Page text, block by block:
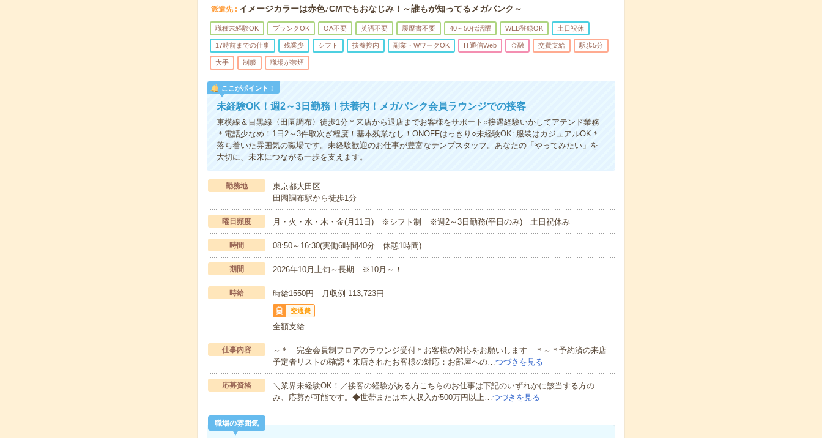
派遣先 イメージカラーは赤色♪CMでもおなじみ！～誰もが知ってるメガバンク～
職種未経験OK ブランクOK OA不要 英語不要 履歴書不要 40～50代活躍 WEB登録OK 土日祝休
17時前までの仕事 残業少 シフト 扶養控内 副業・WワークOK IT通信Web 金融 交費支給 駅歩5分
大手 制服 職場が禁煙
ここがポイント！
未経験OK！週2～3日勤務！扶養内！メガバンク会員ラウンジでの接客
東横線＆目黒線〈田園調布〉徒歩1分＊来店から退店までお客様をサポート○接遇経験いかしてアテンド業務
＊電話少なめ！1日2～3件取次ぎ程度！基本残業なし！ONOFFはっきり○未経験OK↑服装はカジュアルOK＊
落ち着いた雰囲気の職場です。未経験歓迎のお仕事が豊富なテンプスタッフ。あなたの「やってみたい」を
大切に、未来につながる一歩を支えます。
勤務地
東京都大田区
田園調布駅から徒歩1分
曜日頻度 月・火・水・木・金(月11日) ※シフト制 ※週2～3日勤務(平日のみ) 土日祝休み
時間 08:50～16:30(実働6時間40分 休憩1時間)
期間 2026年10月上旬～長期 ※10月～！
時給 時給1550円 月収例 113,723円
交通費
全額支給
仕事内容
～＊ 完全会員制フロアのラウンジ受付＊お客様の対応をお願いします ＊～＊予約済の来店
予定者リストの確認＊来店されたお客様の対応：お部屋への…つづきを見る
応募資格
＼業界未経験OK！／接客の経験がある方こちらのお仕事は下記のいずれかに該当する方の
み、応募が可能です。◆世帯または本人収入が500万円以上…つづきを見る
職場の雰囲気